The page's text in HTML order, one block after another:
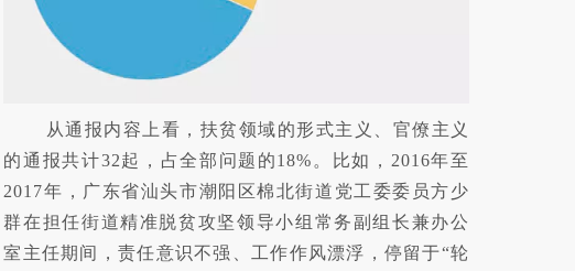
从通报内容上看，扶贫领域的形式主义、官僚主义
的通报共计32起，占全部问题的18%。比如，2016年至
2017年，广东省汕头市潮阳区棉北街道党工委委员方少
群在担任街道精准脱贫攻坚领导小组常务副组长兼办公
室主任期间，责任意识不强、工作作风漂浮，停留于“轮